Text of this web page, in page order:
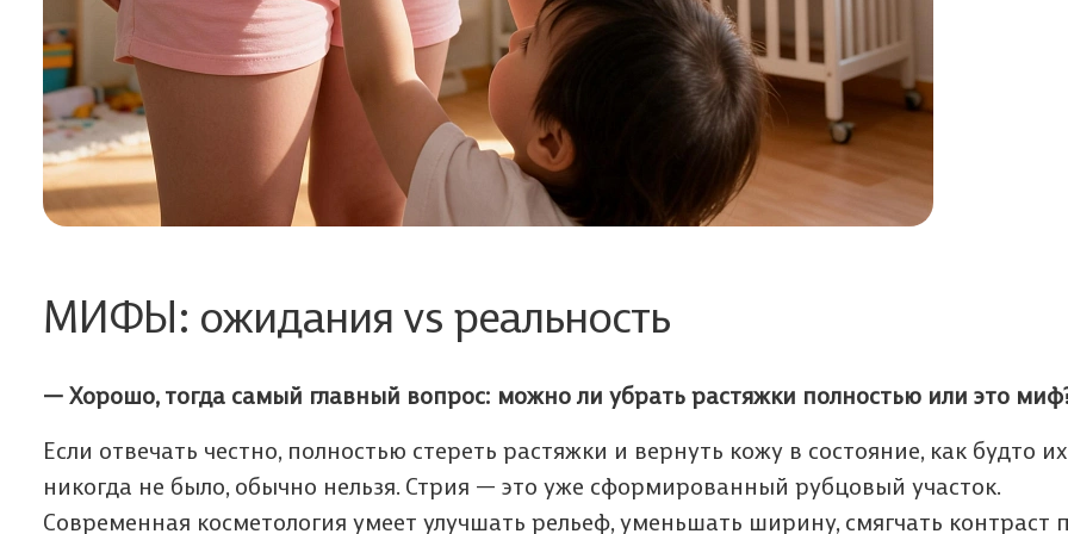
МИФЫ: ожидания vs реальность
— Хорошо, тогда самый главный вопрос: можно ли убрать растяжки полностью или это
Если отвечать честно, полностью стереть растяжки и вернуть кожу в состояние, как будто их
никогда не было, обычно нельзя. Стрия — это уже сформированный рубцовый участок.
Современная косметология умеет улучшать рельеф, уменьшать ширину, смягчать контраст